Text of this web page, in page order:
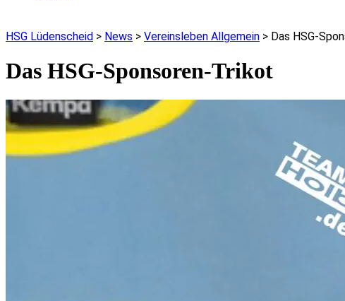
HSG Lüdenscheid > News > Vereinsleben Allgemein > Das HSG-
Das HSG-Sponsoren-Trikot